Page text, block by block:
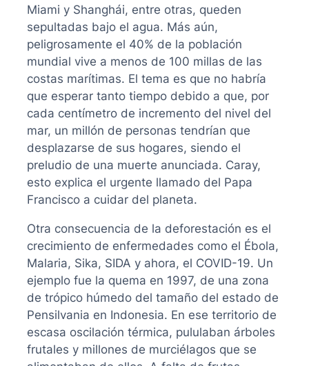
Miami y Shanghái, entre otras, queden
sepultadas bajo el agua. Más aún,
peligrosamente el 40% de la población
mundial vive a menos de 100 millas de las
costas marítimas. El tema es que no habría
que esperar tanto tiempo debido a que, por
cada centímetro de incremento del nivel del
mar, un millón de personas tendrían que
desplazarse de sus hogares, siendo el
preludio de una muerte anunciada. Caray,
esto explica el urgente llamado del Papa
Francisco a cuidar del planeta.
Otra consecuencia de la deforestación es el
crecimiento de enfermedades como el Ébola,
Malaria, Sika, SIDA y ahora, el COVID-19. Un
ejemplo fue la quema en 1997, de una zona
de trópico húmedo del tamaño del estado de
Pensilvania en Indonesia. En ese territorio de
escasa oscilación térmica, pululaban árboles
frutales y millones de murciélagos que se